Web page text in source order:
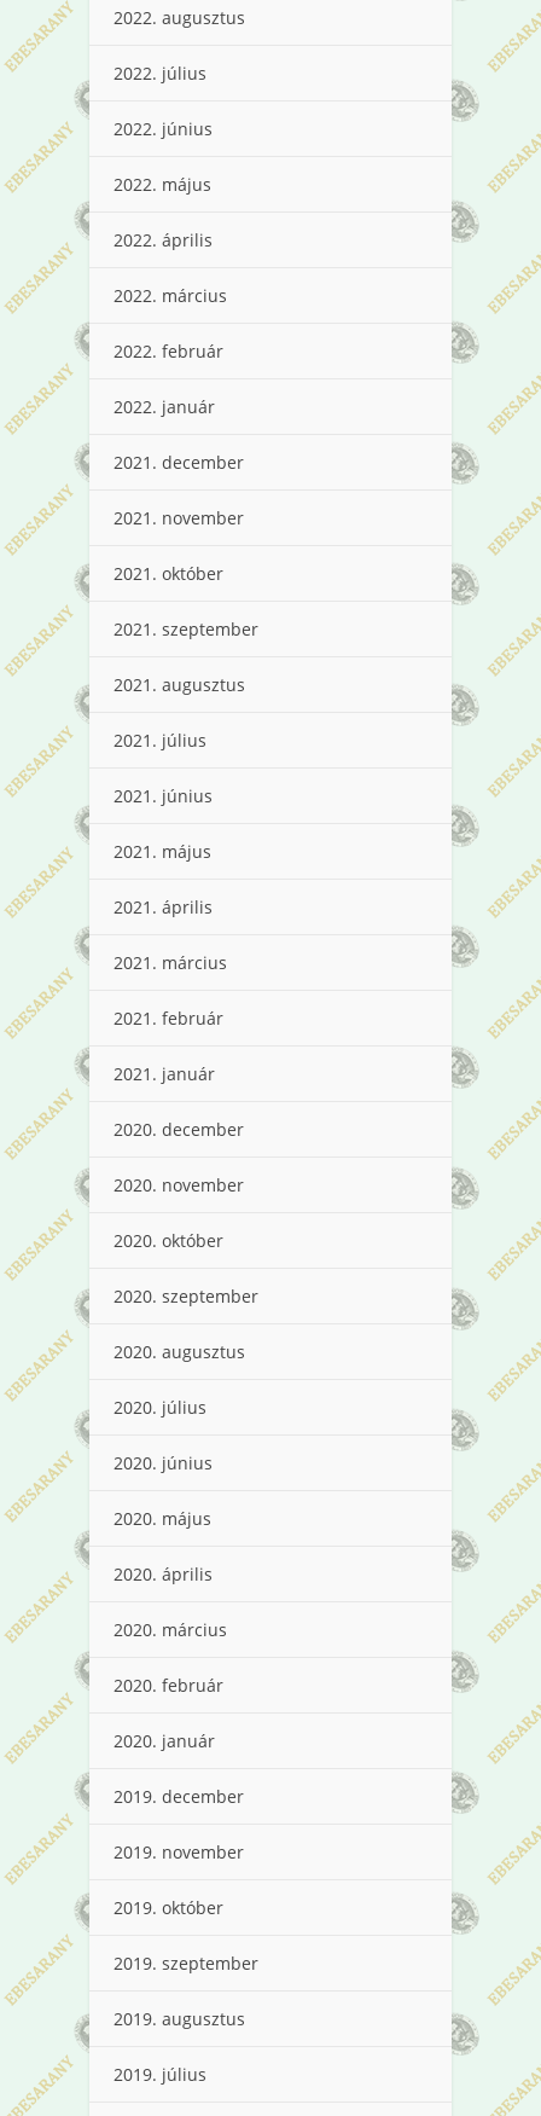
2022. augusztus
2022. július
2022. június
2022. május
2022. április
2022. március
2022. február
2022. január
2021. december
2021. november
2021. október
2021. szeptember
2021. augusztus
2021. július
2021. június
2021. május
2021. április
2021. március
2021. február
2021. január
2020. december
2020. november
2020. október
2020. szeptember
2020. augusztus
2020. július
2020. június
2020. május
2020. április
2020. március
2020. február
2020. január
2019. december
2019. november
2019. október
2019. szeptember
2019. augusztus
2019. július